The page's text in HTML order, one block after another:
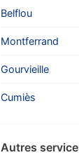
Belflou
Montferrand
Gourvieille
Cumiès
Autres